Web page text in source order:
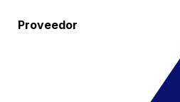
Proveedor